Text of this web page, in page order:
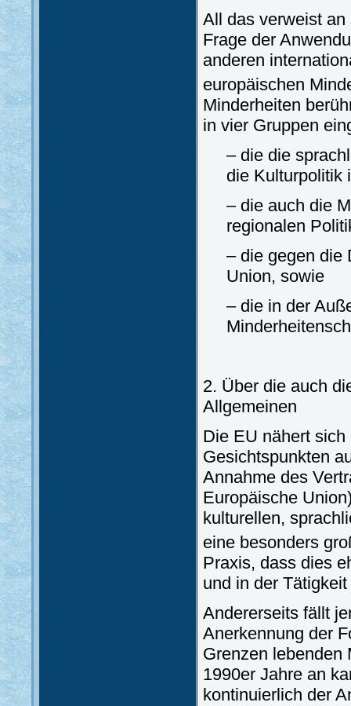
All das verweist
Frage der
anderen
europäischen
Minderheiten
in vier Gruppen
– die die
die Kulturpolitik
– die auch die
regionalen
– die gegen die
Union, sowie
– die in der
2. Über die auch
Allgemeinen
Die EU nähert
Gesichtspunkten
Annahme des
Europäische
kulturellen,
eine besonders
Praxis, dass dies
und in der
Andererseits fällt
Anerkennung der
Grenzen lebenden
1990er Jahre an
kontinuierlich der